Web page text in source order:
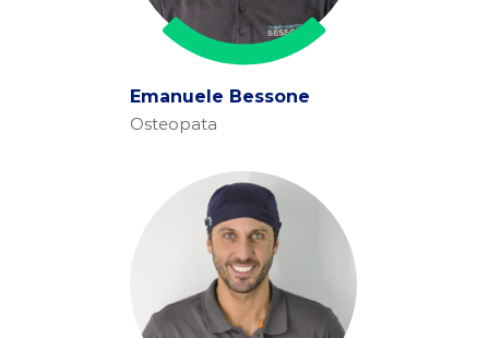
Emanuele Bessone
Osteopata